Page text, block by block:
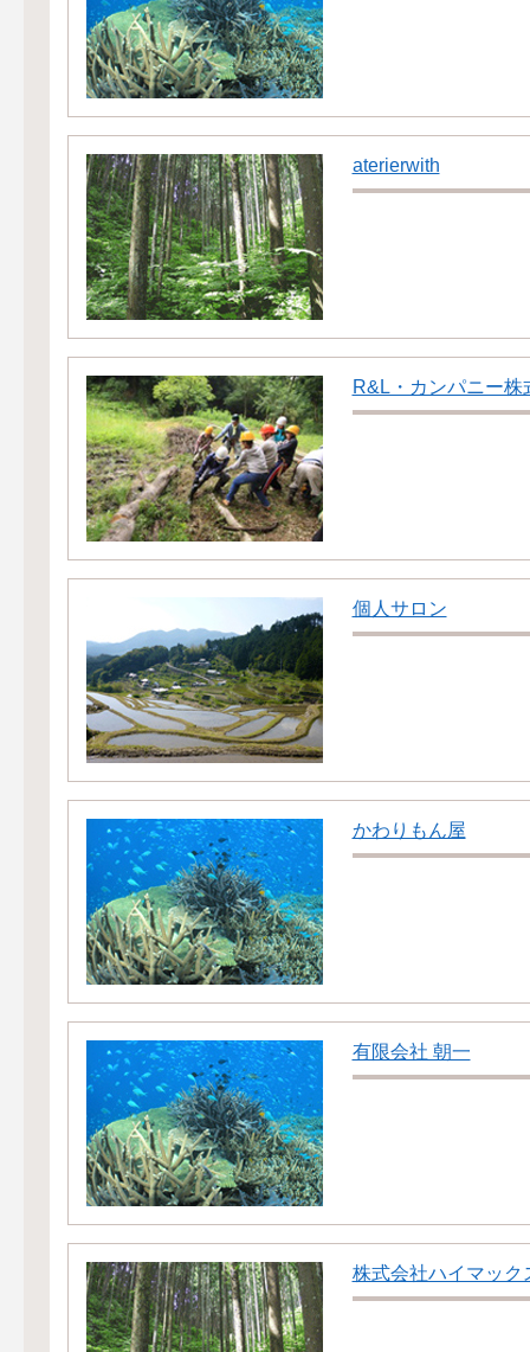
aterierwith
R&L・カンパニー株
個人サロン
かわりもん屋
有限会社 朝一
株式会社ハイマッ